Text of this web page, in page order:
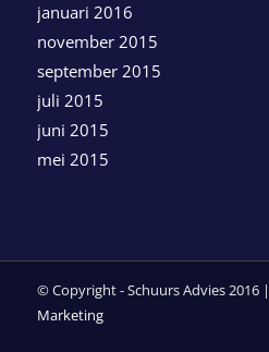
januari 2016
november 2015
september 2015
juli 2015
juni 2015
mei 2015
© Copyright - Schuurs Advies 2016
Marketing